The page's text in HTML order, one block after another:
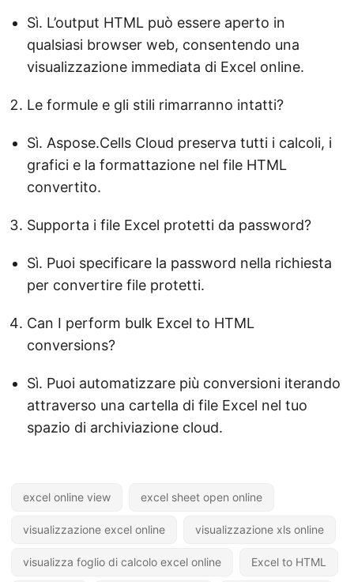
Sì. L’output HTML può essere aperto in
qualsiasi browser web, consentendo una
visualizzazione immediata di Excel online.
Le formule e gli stili rimarranno intatti?
Sì. Aspose.Cells Cloud preserva tutti i calcoli, i
grafici e la formattazione nel file HTML
convertito.
Supporta i file Excel protetti da password?
Sì. Puoi specificare la password nella richiesta
per convertire file protetti.
Can I perform bulk Excel to HTML
conversions?
Sì. Puoi automatizzare più conversioni iterando
attraverso una cartella di file Excel nel tuo
spazio di archiviazione cloud.
excel online view excel sheet open online
visualizzazione excel online visualizzazione xls online
visualizza foglio di calcolo excel online Excel to HTML